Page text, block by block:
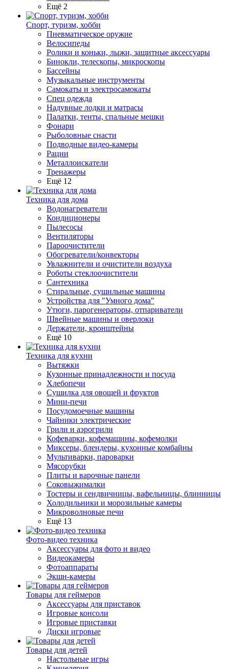
Ещё 2
Спорт, туризм, хобби
Пневматическое оружие
Велосипеды
Ролики и коньки, лыжи, защитные аксессуары
Бинокли, телескопы, микроскопы
Бассейны
Музыкальные инструменты
Самокаты и электросамокаты
Спец одежда
Надувные лодки и матрасы
Палатки, тенты, спальные мешки
Фонари
Рыболовные снасти
Подводные видео-камеры
Рации
Металлоискатели
Тренажеры
Ещё 12
Техника для дома
Водонагреватели
Кондиционеры
Пылесосы
Вентиляторы
Пароочистители
Обогреватели/конвекторы
Увлажнители и очистители воздуха
Роботы стеклоочистители
Сантехника
Стиральные, сушильные машины
Устройства для "Умного дома"
Утюги, парогенераторы, отпариватели
Швейные машины и оверлоки
Держатели, кронштейны
Ещё 10
Техника для кухни
Вытяжки
Кухонные принадлежности и посуда
Хлебопечи
Сушилка для овощей и фруктов
Мини-печи
Посудомоечные машины
Чайники электрические
Грили и аэрогрили
Кофеварки, кофемашины, кофемолки
Миксеры, блендеры, кухонные комбайны
Мультиварки, пароварки
Мясорубки
Плиты и варочные панели
Соковыжималки
Тостеры и сендвичницы, вафельницы, блинницы
Холодильники и морозильные камеры
Микроволновые печи
Ещё 13
Фото-видео техника
Аксессуары для фото и видео
Видеокамеры
Фотоаппараты
Экшн-камеры
Товары для геймеров
Аксессуары для приставок
Игровые консоли
Игровые приставки
Диски игровые
Товары для детей
Настольные игры